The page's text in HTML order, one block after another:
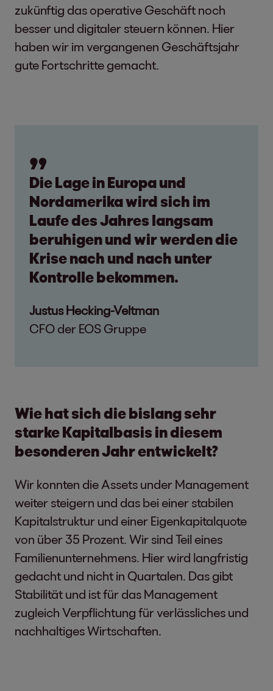
zukünftig das operative Geschäft noch
besser und digitaler steuern können. Hier
haben wir im vergangenen Geschäftsjahr
gute Fortschritte gemacht.
Die Lage in Europa und
Nordamerika wird sich im
Laufe des Jahres langsam
beruhigen und wir werden die
Krise nach und nach unter
Kontrolle bekommen.
Justus Hecking-Veltman
CFO der EOS Gruppe
Wie hat sich die bislang sehr
starke Kapitalbasis in diesem
besonderen Jahr entwickelt?
Wir konnten die Assets under Management
weiter steigern und das bei einer stabilen
Kapitalstruktur und einer Eigenkapitalquote
von über 35 Prozent. Wir sind Teil eines
Familienunternehmens. Hier wird langfristig
gedacht und nicht in Quartalen. Das gibt
Stabilität und ist für das Management
zugleich Verpflichtung für verlässliches und
nachhaltiges Wirtschaften.